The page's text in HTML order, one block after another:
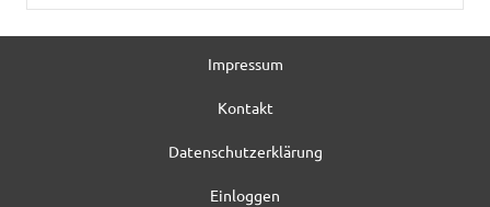
Impressum
Kontakt
Datenschutzerklärung
Einloggen